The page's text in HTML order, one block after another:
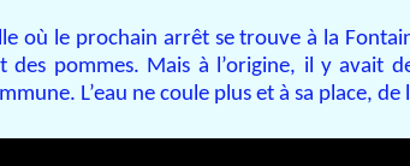
où le prochain arrêt se trouve à la
des pommes. Mais à l’origine, il y avait
L’eau ne coule plus et à sa place,